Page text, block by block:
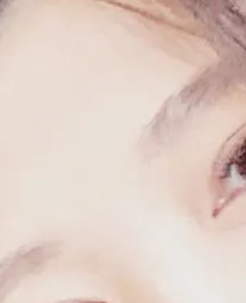
次のトークにて「予約画面を開く」
択し、診療科目や日時など手順に従